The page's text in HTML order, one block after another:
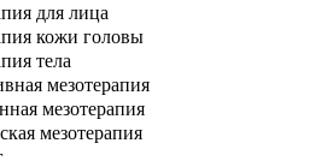
для лица
кожи головы
тела
мезотерапия
мезотерапия
мезотерапия